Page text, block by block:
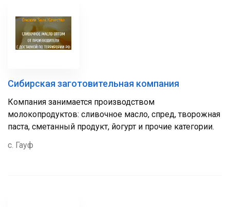
Сибирская заготовительная компания
Компания занимается производством
молокопродуктов: сливочное масло, спред, творожная
паста, сметанный продукт, йогурт и прочие категории.
с. Гауф